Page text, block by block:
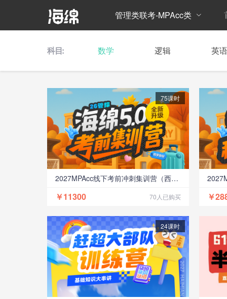
管理类联考-MPAcc类
科目: 数学 逻辑 英
75课时
2027MPAcc线下考前冲刺集训营（西安）
￥11300 70人已购买 ￥
24课时